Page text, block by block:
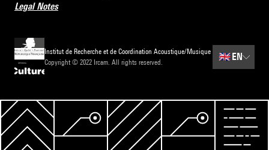
Legal Notes
Institut de Recherche et de Coordination Acoustique/Musique
Copyright © 2022 Ircam. All rights reserved.
🇬🇧 EN